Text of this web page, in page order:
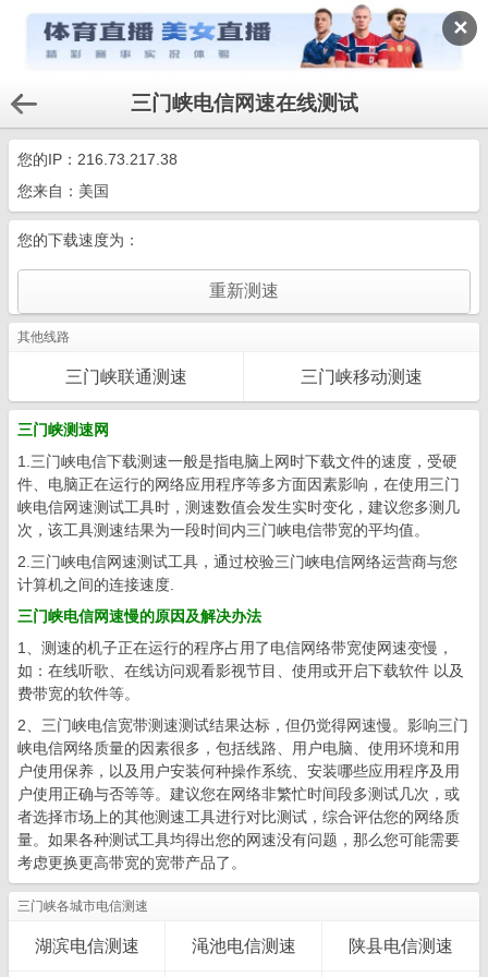
✕
三门峡电信网速在线测试
您的IP： 216.73.217.38
您来自：美国
您的下载速度为：
其他线路
三门峡联通测速 三门峡移动测速
三门峡测速网
1.三门峡电信下载测速一般是指电脑上网时下载文件的速度，受硬
件、电脑正在运行的网络应用程序等多方面因素影响，在使用三门
峡电信网速测试工具时，测速数值会发生实时变化，建议您多测几
次，该工具测速结果为一段时间内三门峡电信带宽的平均值。
2.三门峡电信网速测试工具，通过校验三门峡电信网络运营商与您
计算机之间的连接速度.
三门峡电信网速慢的原因及解决办法
1、测速的机子正在运行的程序占用了电信网络带宽使网速变慢，
如：在线听歌、在线访问观看影视节目、使用或开启下载软件 以及
费带宽的软件等。
2、三门峡电信宽带测速测试结果达标，但仍觉得网速慢。影响三门
峡电信网络质量的因素很多，包括线路、用户电脑、使用环境和用
户使用保养，以及用户安装何种操作系统、安装哪些应用程序及用
户使用正确与否等等。建议您在网络非繁忙时间段多测试几次，或
者选择市场上的其他测速工具进行对比测试，综合评估您的网络质
量。如果各种测试工具均得出您的网速没有问题，那么您可能需要
考虑更换更高带宽的宽带产品了。
三门峡各城市电信测速
湖滨电信测速 渑池电信测速 陕县电信测速